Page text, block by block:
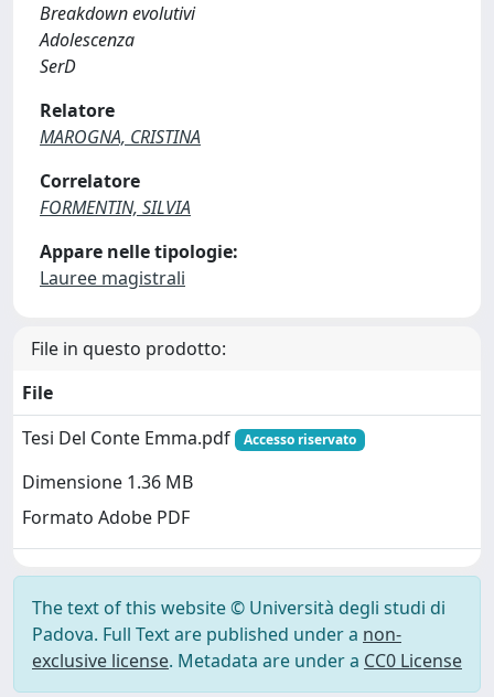
Breakdown evolutivi
Adolescenza
SerD
Relatore
MAROGNA, CRISTINA
Correlatore
FORMENTIN, SILVIA
Appare nelle tipologie:
Lauree magistrali
File in questo prodotto:
File
Tesi Del Conte Emma.pdf
Accesso riservato
Dimensione 1.36 MB
Formato Adobe PDF
The text of this website © Università degli studi di
Padova. Full Text are published under a non-
exclusive license. Metadata are under a CC0 License